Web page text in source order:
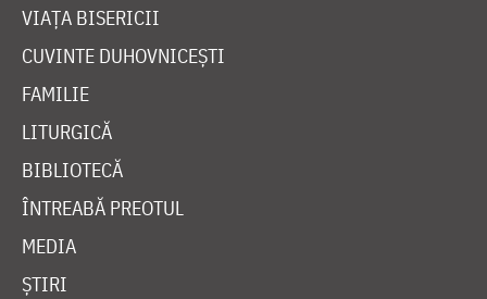
VIAȚA BISERICII
CUVINTE DUHOVNICEȘTI
FAMILIE
LITURGICĂ
BIBLIOTECĂ
ÎNTREABĂ PREOTUL
MEDIA
ȘTIRI